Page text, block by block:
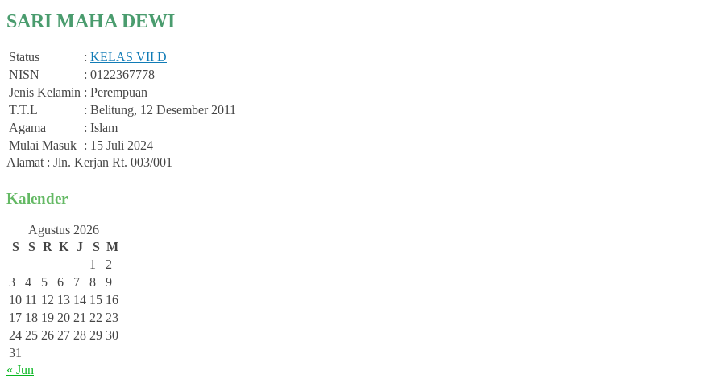
SARI MAHA DEWI
Status : KELAS VII D
NISN
: 0122367778
Jenis Kelamin : Perempuan
T.T.L
: Belitung, 12 Desember 2011
Agama
: Islam
Mulai Masuk : 15 Juli 2024
Alamat : Jln. Kerjan Rt. 003/001
Kalender
Agustus 2026
S
S R K J S M
1
2
3
4 5 6 7 8
9
10 11 12 13 14 15 16
17 18 19 20 21 22 23
24 25 26 27 28 29 30
31
« Jun